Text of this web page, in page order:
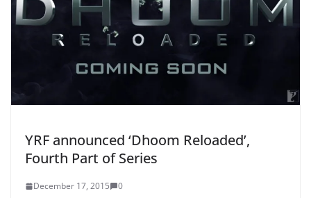
YRF announced ‘Dhoom Reloaded’,
Fourth Part of Series
December 17, 2015 0